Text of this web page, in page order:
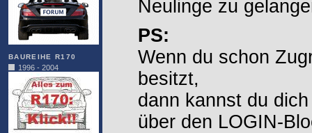
BAUREIHE R170
1996 - 2004
Neulinge zu
PS:
Wenn du schon
besitzt,
dann kannst du
über den LOGIN-